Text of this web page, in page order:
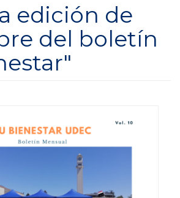
edición de
del boletín